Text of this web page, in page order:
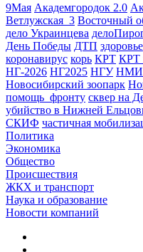
9Мая Академгородок 2.0
Ветлужская_3 Восточный
дело Украинцева
День Победы ДТП здоровье
коронавирус корь КРТ
НГ-2026 НГ2025 НГУ
Новосибирский зоопарк
помощь_фронту сквер на
убийство в Нижней
СКИФ частичная
Политика
Экономика
Общество
Происшествия
ЖКХ и транспорт
Наука и образование
Новости компаний